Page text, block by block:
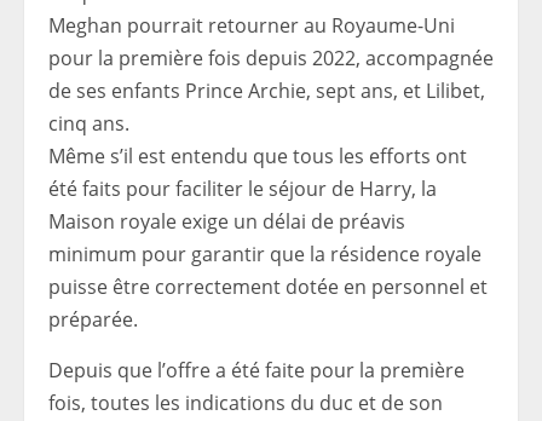
Meghan pourrait retourner au Royaume-Uni
pour la première fois depuis 2022, accompagnée
de ses enfants Prince Archie, sept ans, et Lilibet,
cinq ans.
Même s’il est entendu que tous les efforts ont
été faits pour faciliter le séjour de Harry, la
Maison royale exige un délai de préavis
minimum pour garantir que la résidence royale
puisse être correctement dotée en personnel et
préparée.
Depuis que l’offre a été faite pour la première
fois, toutes les indications du duc et de son